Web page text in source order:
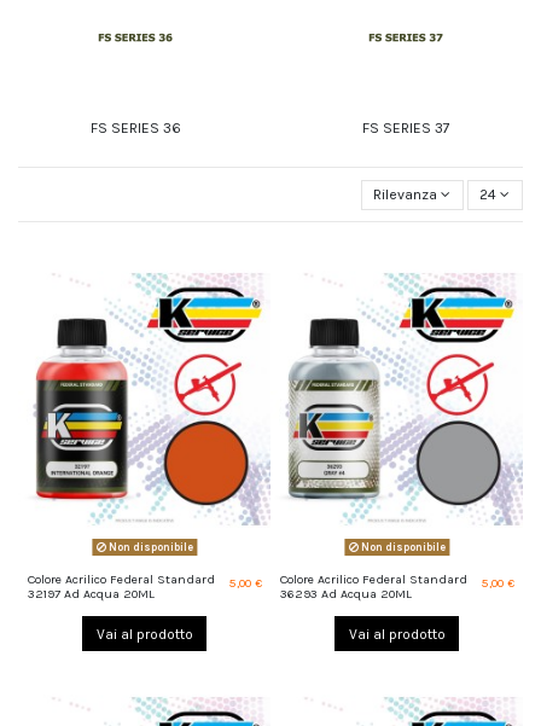
FS SERIES 36 FS SERIES 37
Rilevanza 24
Non disponibile
Colore Acrilico Federal Standard
32197 Ad Acqua 20ML
5,00 €
Vai al prodotto
Non disponibile
Colore Acrilico Federal Standard
36293 Ad Acqua 20ML
5,00 €
Vai al prodotto